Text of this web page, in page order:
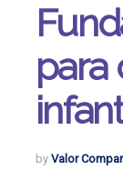
para
by Valor